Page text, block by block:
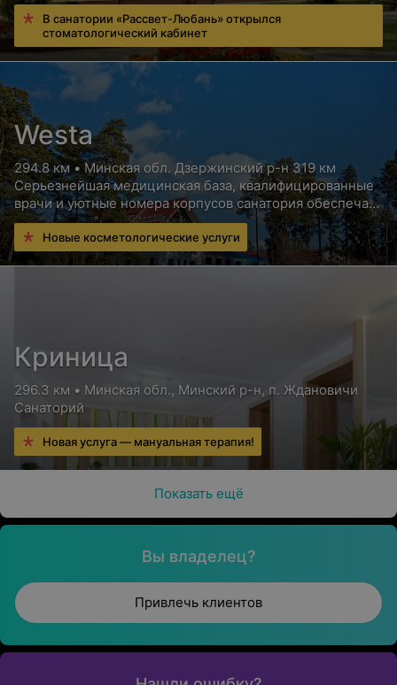
В санатории «Рассвет-Любань» открылся
стоматологический кабинет
Westa
294.8 км • Минская обл. Дзержинский р-н 319 км
Серьезнейшая медицинская база, квалифицированные
врачи и уютные номера корпусов санатория обеспечат
Вам высококлассный отдых с пользой для здоровья
Новые косметологические услуги
Криница
296.3 км • Минская обл., Минский р-н, п. Ждановичи
Санаторий
Новая услуга — мануальная терапия!
Показать ещё
Вы владелец?
Привлечь клиентов